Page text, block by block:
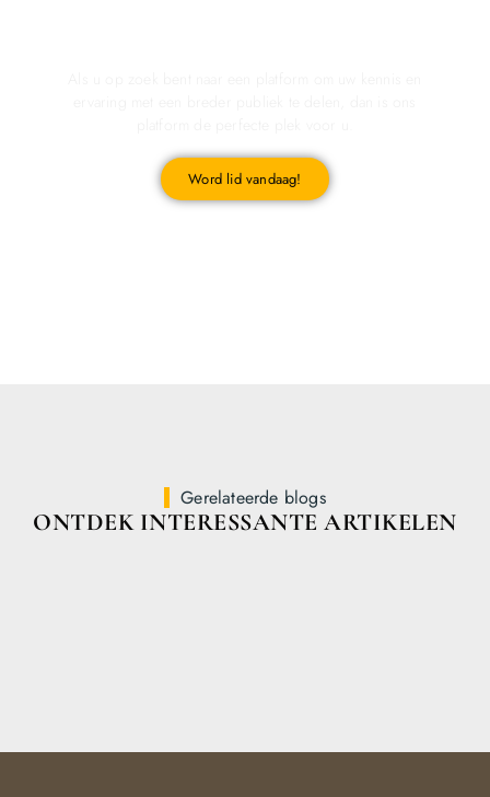
Word lid vandaag!
Gerelateerde blogs
ONTDEK INTERESSANTE ARTIKELEN